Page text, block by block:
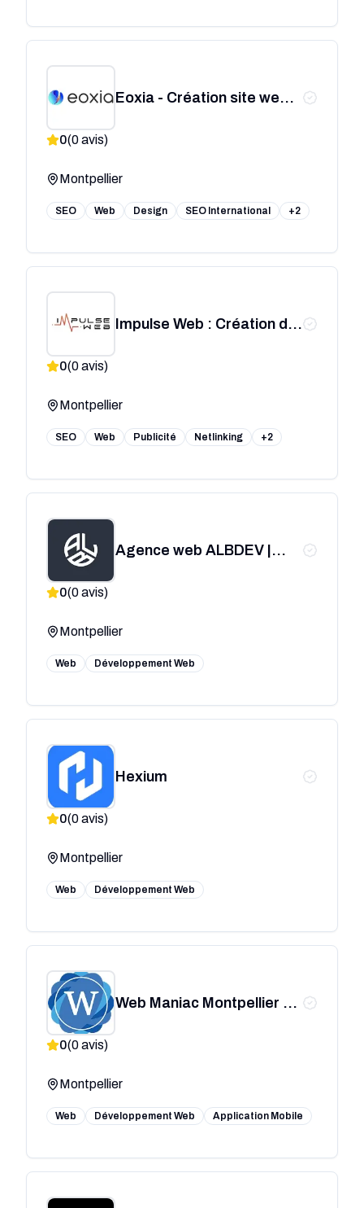
Eoxia - Création site web
0(0avis)
Montpellier
SEO Web Design SEO International +2
Impulse Web : Création de
0(0avis)
Montpellier
SEO Web Publicité Netlinking +2
Agence web ALBDEV |
0(0avis)
Montpellier
Web Développement Web
Hexium
0(0avis)
Montpellier
Web Développement Web
Web Maniac Montpellier -
0(0avis)
Montpellier
Web Développement Web Application Mobile